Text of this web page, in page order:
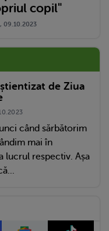
copil"
09.10.2023
de Ziua
când sărbătorim
mai în
lucrul respectiv. Așa